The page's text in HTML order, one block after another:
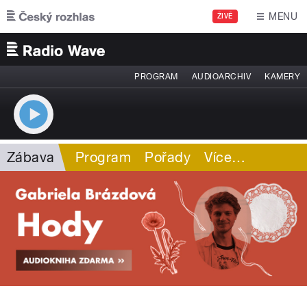
Přejít k hlavnímu obsahu
ŽIVĚ MENU
PROGRAM AUDIOARCHIV KAMERY
Zábava Program Pořady Více…